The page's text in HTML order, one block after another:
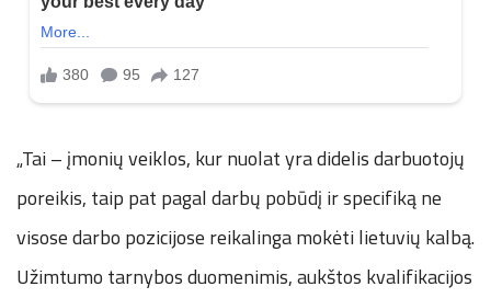
„Tai – įmonių veiklos, kur nuolat yra didelis darbuotojų
poreikis, taip pat pagal darbų pobūdį ir specifiką ne
visose darbo pozicijose reikalinga mokėti lietuvių kalbą.
Užimtumo tarnybos duomenimis, aukštos kvalifikacijos